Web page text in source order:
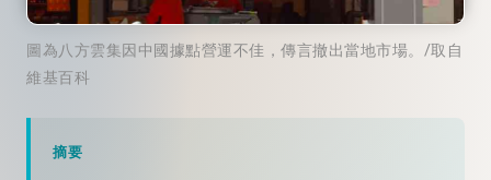
圖為八方雲集因中國據點營運不佳，傳言撤出當地市場。/取自
維基百科
摘要